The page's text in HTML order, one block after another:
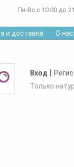
Пн-Вс с 10:00 до
и доставка О нас
Вход |
Только